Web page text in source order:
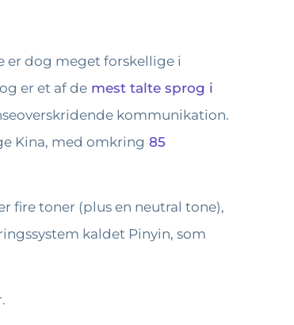
er dog meget forskellige i
er et af de mest talte sprog i
kommunikation.
Kina, med omkring 85
fire toner (plus en neutral tone),
kaldet Pinyin, som